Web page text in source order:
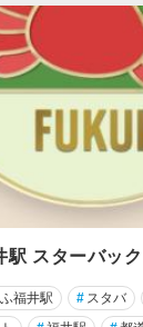
駅 スターバッ
福井駅 # スタバ